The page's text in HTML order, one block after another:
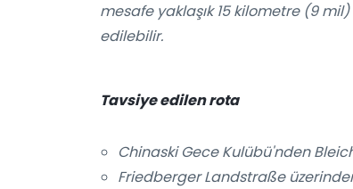
mesafe yaklaşık 15 kilometre (9
edilebilir.
Tavsiye edilen rota
Chinaski Gece Kulübü'nden
Friedberger Landstraße